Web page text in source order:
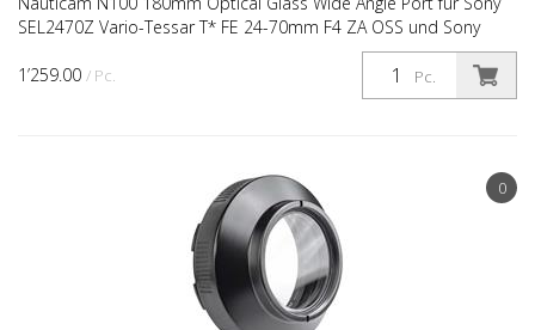
1’259.00 / Pc. Pc.
SEL2470Z Vario-Tessar T* FE 24-70mm F4 ZA OSS und Sony
SEL1635Z Vario-Tessar T* FE 16-35mm F4 ZA OSS Body cons...
0